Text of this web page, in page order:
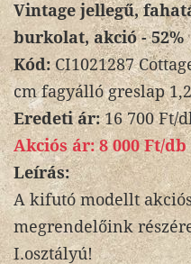
Vintage jellegű,
burkolat, akció - 52%
Kód:CI1021287
cm fagyálló greslap
Eredeti ár:16 700 Ft/
Akciós ár:8 000 Ft/db
Leírás:
A kifutó modellt
megrendelőink
I.osztályú!